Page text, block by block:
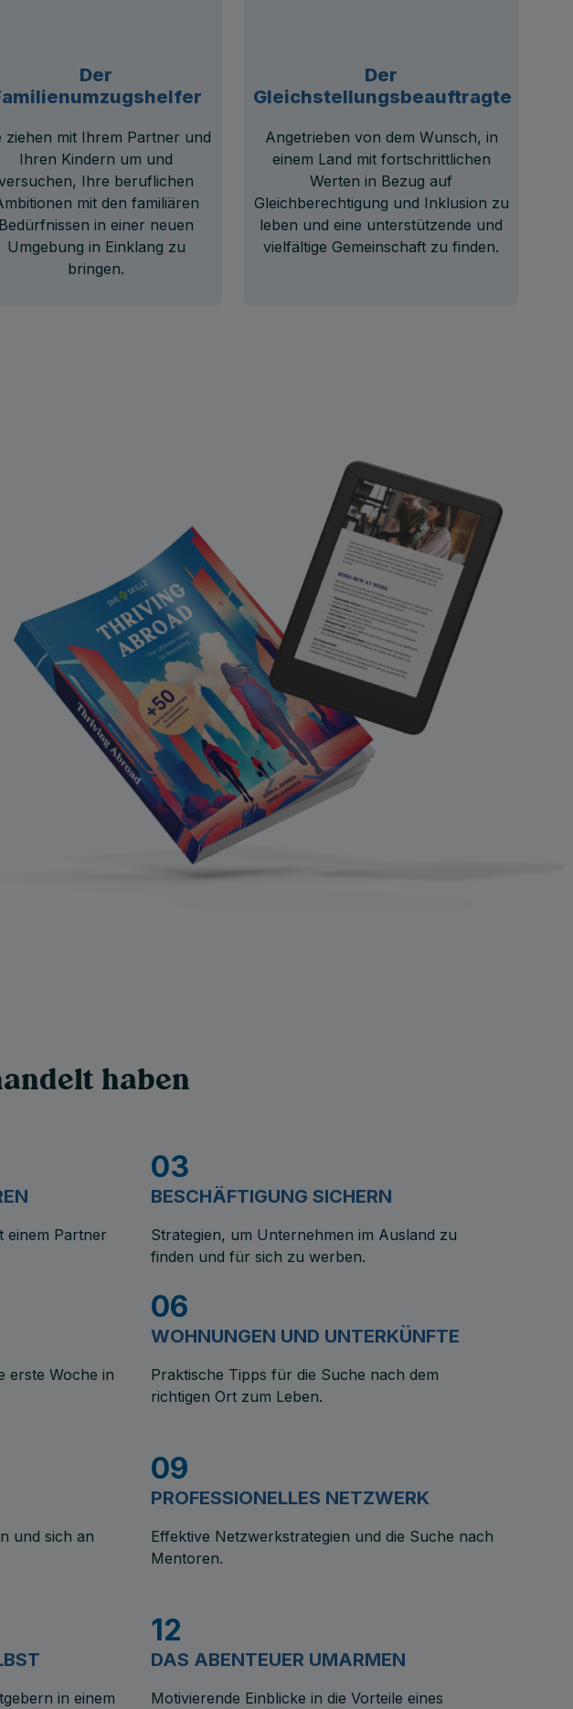
Der
ziehen mit Ihrem Partner und
Ihren Kindern um und
Ihre beruflichen
mit den familiären
Bedürfnissen in einer neuen
Umgebung in Einklang zu
bringen.
Der
Gleichstellungsbeauftragte
Angetrieben von dem Wunsch, in
einem Land mit fortschrittlichen
Werten in Bezug auf
Gleichberechtigung und Inklusion zu
leben und eine unterstützende und
vielfältige Gemeinschaft zu finden.
haben
einem Partner
03
BESCHÄFTIGUNG SICHERN
Strategien, um Unternehmen im Ausland zu
finden und für sich zu werben.
erste Woche in
06
WOHNUNGEN UND UNTERKÜNFTE
Praktische Tipps für die Suche nach dem
richtigen Ort zum Leben.
und sich an
09
PROFESSIONELLES NETZWERK
Effektive Netzwerkstrategien und die Suche nach
Mentoren.
in einem
12
DAS ABENTEUER UMARMEN
Motivierende Einblicke in die Vorteile eines